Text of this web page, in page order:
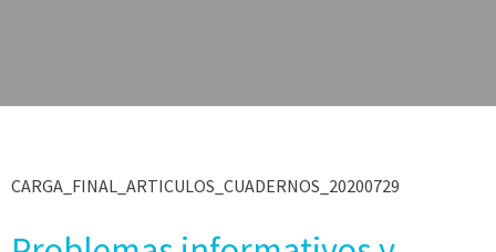
CARGA_FINAL_ARTICULOS_CUADERNOS_20200729